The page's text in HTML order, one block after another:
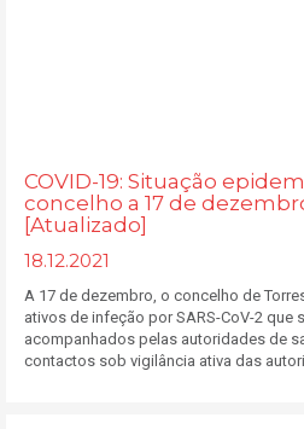
COVID-19: Situação
concelho a 17 de
[Atualizado]
18.12.2021
A 17 de dezembro, o concelho de
ativos de infeção por SARS-CoV-2 que
acompanhados pelas autoridades de
contactos sob vigilância ativa das